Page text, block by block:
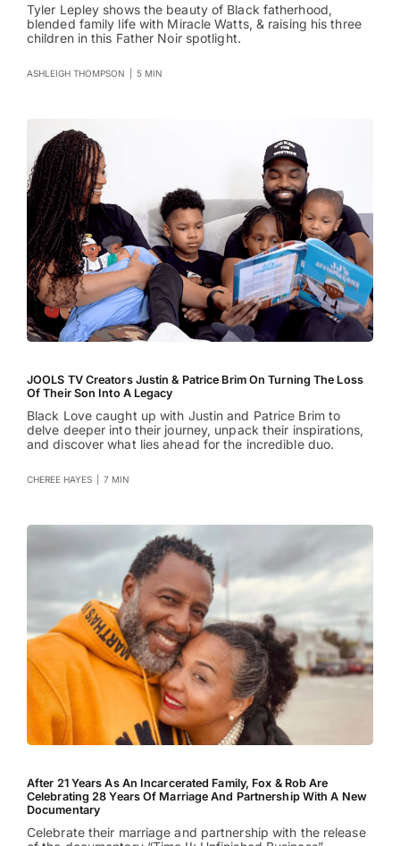
Tyler Lepley shows the beauty of Black fatherhood,
blended family life with Miracle Watts, & raising his three
children in this Father Noir spotlight.
ASHLEIGH THOMPSON 5 MIN
JOOLS TV Creators Justin & Patrice Brim On Turning The Loss
Of Their Son Into A Legacy
Black Love caught up with Justin and Patrice Brim to
delve deeper into their journey, unpack their inspirations,
and discover what lies ahead for the incredible duo.
CHEREE HAYES 7 MIN
After 21 Years As An Incarcerated Family, Fox & Rob Are
Celebrating 28 Years Of Marriage And Partnership With A New
Documentary
Celebrate their marriage and partnership with the release